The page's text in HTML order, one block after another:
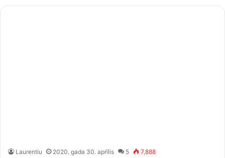
Laurentiu 2020. gada 30. aprīlis 5 7,888